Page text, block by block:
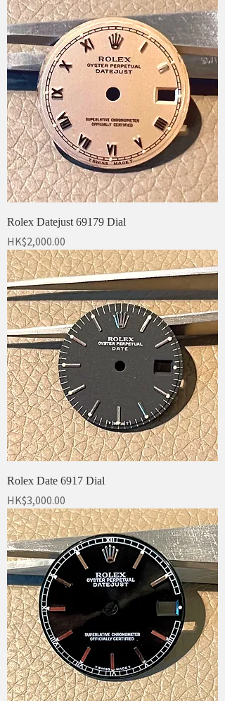
Rolex Datejust 69179 Dial
價格
HK$2,000.00
Rolex Date 6917 Dial
價格
HK$3,000.00